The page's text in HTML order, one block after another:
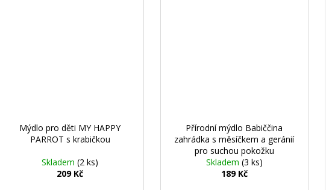
Mýdlo pro děti MY HAPPY
PARROT s krabičkou
Skladem(2 ks)
209 Kč
Přírodní mýdlo Babiččina
zahrádka s měsíčkem a geránií
pro suchou pokožku
Skladem (3 ks)
189 Kč